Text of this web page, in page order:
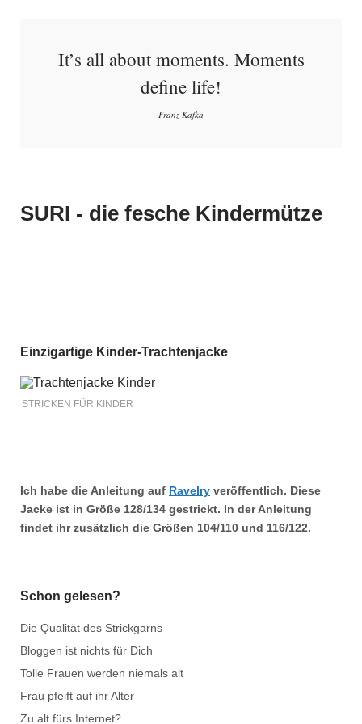
It’s all about moments. Moments
define life!
Franz Kafka
SURI - die fesche Kindermütze
Einzigartige Kinder-Trachtenjacke
STRICKEN FÜR KINDER
Ich habe die Anleitung auf Ravelry veröffentlich. Diese
Jacke ist in Größe 128/134 gestrickt. In der Anleitung
findet ihr zusätzlich die Größen 104/110 und 116/122.
Schon gelesen?
Die Qualität des Strickgarns
Bloggen ist nichts für Dich
Tolle Frauen werden niemals alt
Frau pfeift auf ihr Alter
Zu alt fürs Internet?